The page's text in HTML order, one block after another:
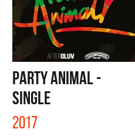
PARTY ANIMAL -
SINGLE
2017